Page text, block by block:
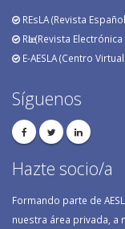
REsLA (Revista
RӕL (Revista
E-AESLA (Centro
Síguenos
Hazte socio/a
Formando parte de
nuestra área privada, a